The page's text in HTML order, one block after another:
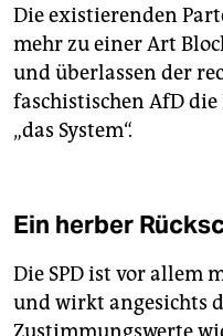
Die existierenden
mehr zu einer Art
und überlassen der
faschistischen AfD
„das System“.
Ein herber
Die SPD ist vor allem
und wirkt angesichts
Zustimmungswerte